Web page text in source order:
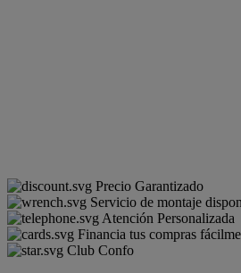
Precio Garantizado
Servicio de montaje
Atención Personalizada
Financia tus compras
Club Confo